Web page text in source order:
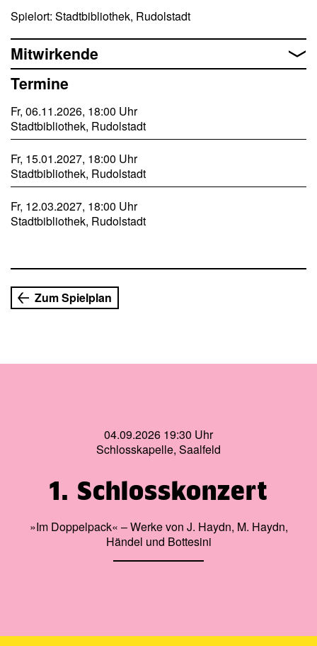
Apparat funktionieren, sondern auch mit feinsinnigen Solo-
unseren Kammerkonzerten überzeugen.
Spielort: Stadtbibliothek, Rudolstadt
Mitwirkende
Termine
Fr, 06.11.2026, 18:00 Uhr
Stadtbibliothek, Rudolstadt
Fr, 15.01.2027, 18:00 Uhr
Stadtbibliothek, Rudolstadt
Fr, 12.03.2027, 18:00 Uhr
Stadtbibliothek, Rudolstadt
Zum Spielplan
04.09.2026 19:30 Uhr
Schlosskapelle, Saalfeld
1. Schlosskonzert
»Im Doppelpack« – Werke von J. Haydn, M. Haydn,
Händel und Bottesini